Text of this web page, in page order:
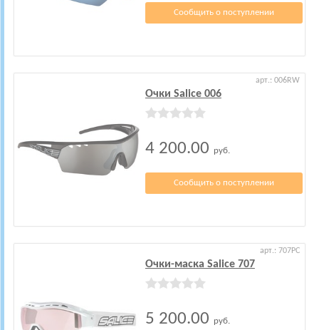
Сообщить о поступлении
арт.: 006RW
Очки Salice 006
4 200.00 руб.
Сообщить о поступлении
арт.: 707PC
Очки-маска Salice 707
5 200.00 руб.